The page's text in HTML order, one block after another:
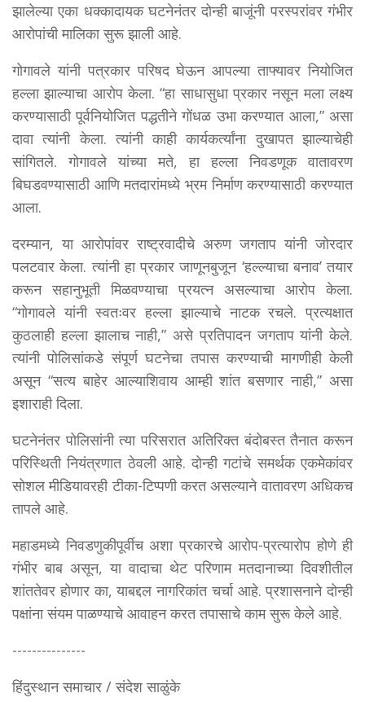
झालेल्या एका धक्कादायक घटनेनंतर दोन्ही बाजूंनी परस्परांवर गंभीर
आरोपांची मालिका सुरू झाली आहे.
गोगावले यांनी पत्रकार परिषद घेऊन आपल्या ताफ्यावर नियोजित
हल्ला झाल्याचा आरोप केला. “हा साधासुधा प्रकार नसून मला लक्ष्य
करण्यासाठी पूर्वनियोजित पद्धतीने गोंधळ उभा करण्यात आला,” असा
दावा त्यांनी केला. त्यांनी काही कार्यकर्त्यांना दुखापत झाल्याचेही
सांगितले. गोगावले यांच्या मते, हा हल्ला निवडणूक वातावरण
बिघडवण्यासाठी आणि मतदारांमध्ये भ्रम निर्माण करण्यासाठी करण्यात
आला.
दरम्यान, या आरोपांवर राष्ट्रवादीचे अरुण जगताप यांनी जोरदार
पलटवार केला. त्यांनी हा प्रकार जाणूनबुजून ‘हल्ल्याचा बनाव’ तयार
करून सहानुभूती मिळवण्याचा प्रयत्न असल्याचा आरोप केला.
“गोगावले यांनी स्वतःवर हल्ला झाल्याचे नाटक रचले. प्रत्यक्षात
कुठलाही हल्ला झालाच नाही,” असे प्रतिपादन जगताप यांनी केले.
त्यांनी पोलिसांकडे संपूर्ण घटनेचा तपास करण्याची मागणीही केली
असून “सत्य बाहेर आल्याशिवाय आम्ही शांत बसणार नाही,” असा
इशाराही दिला.
घटनेनंतर पोलिसांनी त्या परिसरात अतिरिक्त बंदोबस्त तैनात करून
परिस्थिती नियंत्रणात ठेवली आहे. दोन्ही गटांचे समर्थक एकमेकांवर
सोशल मीडियावरही टीका-टिप्पणी करत असल्याने वातावरण अधिकच
तापले आहे.
महाडमध्ये निवडणुकीपूर्वीच अशा प्रकारचे आरोप-प्रत्यारोप होणे ही
गंभीर बाब असून, या वादाचा थेट परिणाम मतदानाच्या दिवशीतील
शांततेवर होणार का, याबद्दल नागरिकांत चर्चा आहे. प्रशासनाने दोन्ही
पक्षांना संयम पाळण्याचे आवाहन करत तपासाचे काम सुरू केले आहे.
---------------
हिंदुस्थान समाचार / संदेश साळुंके